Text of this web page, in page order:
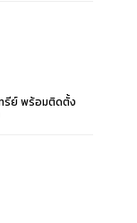
รีย์ พร้อมติดตั้ง